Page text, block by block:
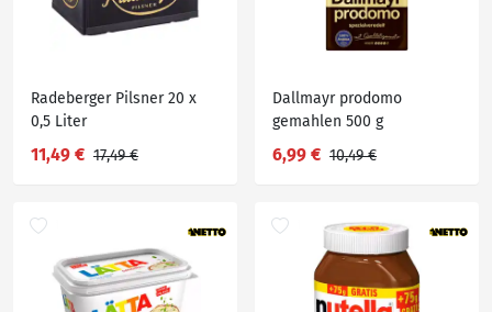
Radeberger Pilsner 20 x
0,5 Liter
11,49 € 17,49 €
Dallmayr prodomo
gemahlen 500 g
6,99 € 10,49 €